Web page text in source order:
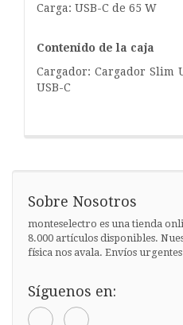
Carga: USB-C de 65 W
Contenido de la caja
Cargador: Cargador Slim
USB-C
Sobre Nosotros
monteselectro es una tienda
8.000 artículos disponibles.
física nos avala. Envíos
Síguenos en: